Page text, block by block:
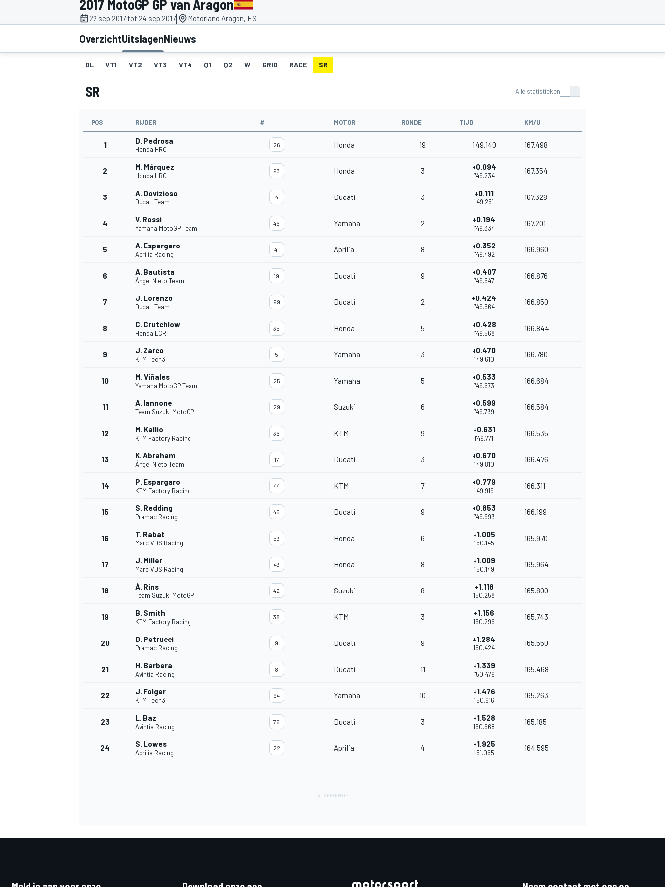
DTM
2017 MotoGP GP van Aragon
22 sep 2017 tot 24 sep 2017| Motorland Aragon, ES
OverzichtUitslagenNieuws
DL VT1 VT2 VT3 VT4 Q1 Q2 W GRID RACE SR
SR Alle statistieken
POS RIJDER # MOTOR RONDE TIJD KM/U
1 D. Pedrosa
Honda HRC
26 Honda 19 1'49.140 167.498
2 M. Márquez
Honda HRC
93 Honda 3 +0.094
1'49.234
167.354
3 A. Dovizioso
Ducati Team
4 Ducati 3 +0.111
1'49.251
167.328
4 V. Rossi
Yamaha MotoGP Team
46 Yamaha 2 +0.194
1'49.334
167.201
5 A. Espargaro
Aprilia Racing
41 Aprilia 8 +0.352
1'49.492
166.960
6 A. Bautista
Ángel Nieto Team
19 Ducati 9 +0.407
1'49.547
166.876
7 J. Lorenzo
Ducati Team
99 Ducati 2 +0.424
1'49.564
166.850
8 C. Crutchlow
Honda LCR
35 Honda 5 +0.428
1'49.568
166.844
9 J. Zarco
KTM Tech3
5 Yamaha 3 +0.470
1'49.610
166.780
10 M. Viñales
Yamaha MotoGP Team
25 Yamaha 5 +0.533
1'49.673
166.684
11 A. Iannone
Team Suzuki MotoGP
29 Suzuki 6 +0.599
1'49.739
166.584
12 M. Kallio
KTM Factory Racing
36 KTM 9 +0.631
1'49.771
166.535
13 K. Abraham
Ángel Nieto Team
17 Ducati 3 +0.670
1'49.810
166.476
14 P. Espargaro
KTM Factory Racing
44 KTM 7 +0.779
1'49.919
166.311
15 S. Redding
Pramac Racing
45 Ducati 9 +0.853
1'49.993
166.199
16 T. Rabat
Marc VDS Racing
53 Honda 6 +1.005
1'50.145
165.970
17 J. Miller
Marc VDS Racing
43 Honda 8 +1.009
1'50.149
165.964
18 Á. Rins
Team Suzuki MotoGP
42 Suzuki 8 +1.118
1'50.258
165.800
19 B. Smith
KTM Factory Racing
38 KTM 3 +1.156
1'50.296
165.743
20 D. Petrucci
Pramac Racing
9 Ducati 9 +1.284
1'50.424
165.550
21 H. Barbera
Avintia Racing
8 Ducati 11 +1.339
1'50.479
165.468
22 J. Folger
KTM Tech3
94 Yamaha 10 +1.476
1'50.616
165.263
23 L. Baz
Avintia Racing
76 Ducati 3 +1.528
1'50.668
165.185
24 S. Lowes
Aprilia Racing
22 Aprilia 4 +1.925
1'51.065
164.595